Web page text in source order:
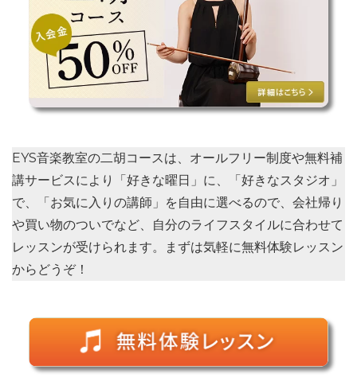
EYS音楽教室の二胡コースは、オールフリー制度や無料補
講サービスにより「 好きな曜日 」に、「 好きなスタジオ 」
で、「 お気に入りの講師 」を自由に選べるので、会社帰り
や買い物のついでなど、自分のライフスタイルに合わせて
レッスンが受けられます。まずは気軽に無料体験レッスン
からどうぞ！